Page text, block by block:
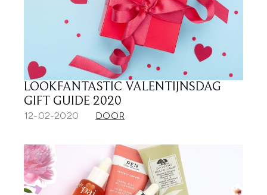
LOOKFANTASTIC VALENTIJNSDAG
GIFT GUIDE 2020
12-02-2020 DOOR